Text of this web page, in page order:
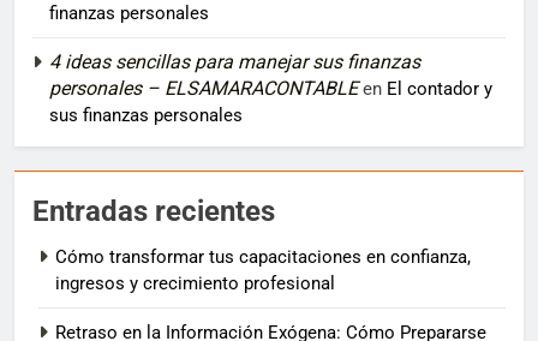
finanzas personales
4 ideas sencillas para manejar sus finanzas
personales – ELSAMARACONTABLEen El contador y
sus finanzas personales
Entradas recientes
Cómo transformar tus capacitaciones en confianza,
ingresos y crecimiento profesional
Retraso en la Información Exógena: Cómo Prepararse